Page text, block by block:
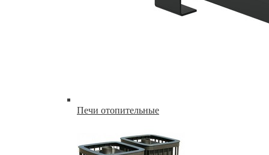
Печи отопительные